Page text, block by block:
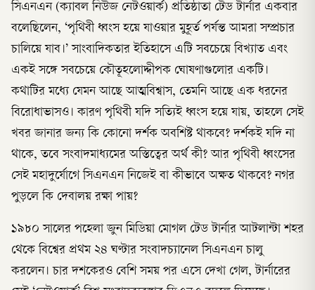
সিএনএন (ক্যাবল নিউজ নেটওয়ার্ক) প্রতিষ্ঠাতা টেড টার্নার একবার
বলেছিলেন, ‘পৃথিবী ধ্বংস হয়ে যাওয়ার মুহূর্ত পর্যন্ত আমরা সম্প্রচার
চালিয়ে যাব।’ সাংবাদিকতার ইতিহাসে এটি সবচেয়ে বিখ্যাত এবং
একই সঙ্গে সবচেয়ে কৌতূহলোদ্দীপক ঘোষণাগুলোর একটি।
কথাটির মধ্যে যেমন আছে আত্মবিশ্বাস, তেমনি আছে এক ধরনের
বিরোধাভাসও। কারণ পৃথিবী যদি সত্যিই ধ্বংস হয়ে যায়, তাহলে সেই
খবর জানার জন্য কি কোনো দর্শক অবশিষ্ট থাকবে? দর্শকই যদি না
থাকে, তবে সংবাদমাধ্যমের অস্তিত্বের অর্থ কী? আর পৃথিবী ধ্বংসের
সেই মহাদুর্যোগে সিএনএন নিজেই বা কীভাবে অক্ষত থাকবে? নগর
পুড়লে কি দেবালয় রক্ষা পায়?
১৯৮০ সালের পহেলা জুন মিডিয়া মোগল টেড টার্নার আটলান্টা শহর
থেকে বিশ্বের প্রথম ২৪ ঘণ্টার সংবাদচ্যানেল সিএনএন চালু
করলেন। চার দশকেরও বেশি সময় পর এসে দেখা গেল, টার্নারের